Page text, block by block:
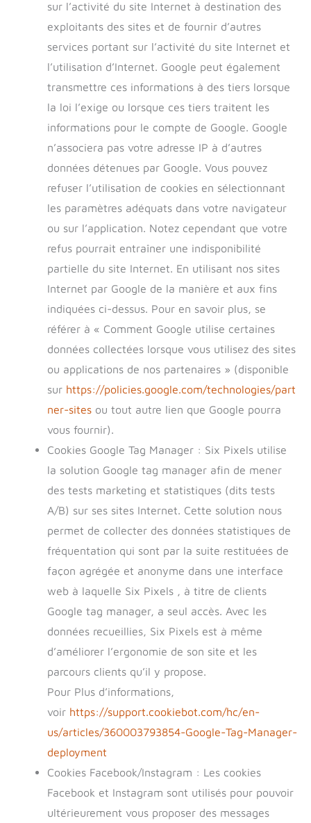
sur l’activité du site Internet à destination des
exploitants des sites et de fournir d’autres
services portant sur l’activité du site Internet et
l’utilisation d’Internet. Google peut également
transmettre ces informations à des tiers lorsque
la loi l’exige ou lorsque ces tiers traitent les
informations pour le compte de Google. Google
n’associera pas votre adresse IP à d’autres
données détenues par Google. Vous pouvez
refuser l’utilisation de cookies en sélectionnant
les paramètres adéquats dans votre navigateur
ou sur l’application. Notez cependant que votre
refus pourrait entraîner une indisponibilité
partielle du site Internet. En utilisant nos sites
Internet par Google de la manière et aux fins
indiquées ci-dessus. Pour en savoir plus, se
référer à « Comment Google utilise certaines
données collectées lorsque vous utilisez des sites
ou applications de nos partenaires » (disponible
sur https://policies.google.com/technologies/part
ner-sites ou tout autre lien que Google pourra
vous fournir).
Cookies Google Tag Manager : Six Pixels utilise
la solution Google tag manager afin de mener
des tests marketing et statistiques (dits tests
A/B) sur ses sites Internet. Cette solution nous
permet de collecter des données statistiques de
fréquentation qui sont par la suite restituées de
façon agrégée et anonyme dans une interface
web à laquelle Six Pixels , à titre de clients
Google tag manager, a seul accès. Avec les
données recueillies, Six Pixels est à même
d’améliorer l’ergonomie de son site et les
parcours clients qu’il y propose.
Pour Plus d’informations,
voir https://support.cookiebot.com/hc/en-
us/articles/360003793854-Google-Tag-Manager-
deployment
Cookies Facebook/Instagram : Les cookies
Facebook et Instagram sont utilisés pour pouvoir
ultérieurement vous proposer des messages